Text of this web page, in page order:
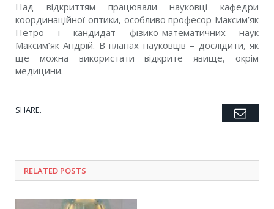
Над відкриттям працювали науковці кафедри
координаційної оптики, особливо професор Максим’як
Петро і кандидат фізико-математичних наук
Максим’як Андрій. В планах науковців – дослідити, як
ще можна використати відкрите явище, окрім
медицини.
SHARE. Twitter
Facebook
Google+
Pinterest
LinkedIn
Tumblr
RELATED POSTS